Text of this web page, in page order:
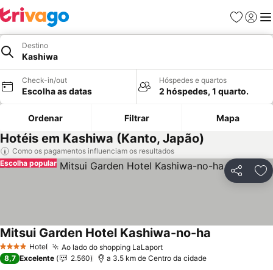
Favoritos
Iniciar
Destino
Kashiwa
Check-in/out
Escolha as datas
Hóspedes e quartos
2 hóspedes, 1 quarto.
Ordenar Filtrar Mapa
Hotéis em Kashiwa (Kanto, Japão)
Como os pagamentos influenciam os resultados
Partilhar
Escolha popular
4 EstrelasHotel Ao lado do shopping LaLaportVer preços
Mitsui Garden Hotel Kashiwa-no-ha
8,7 Excelente 2.560 a 3.5 km de Centro da cidade